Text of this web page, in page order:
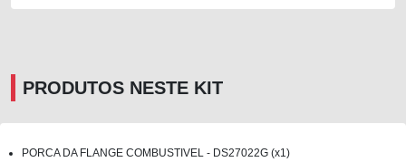
PRODUTOS NESTE KIT
PORCA DA FLANGE COMBUSTIVEL - DS27022G (x1)